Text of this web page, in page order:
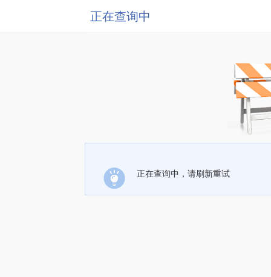
正在查询中
正在查询中，请刷新重试